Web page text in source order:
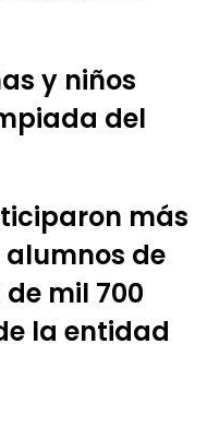
y niños
del
más
de
mil 700
la entidad